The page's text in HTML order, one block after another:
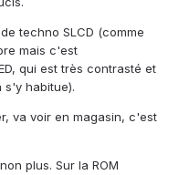
techno SLCD (comme
mais c'est
qui est très contrasté et
s'y habitue).
va voir en magasin, c'est
plus. Sur la ROM